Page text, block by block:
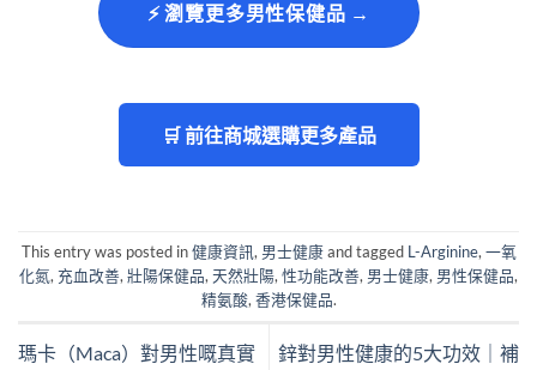
⚡ 瀏覽更多男性保健品 →
🛒 前往商城選購更多產品
This entry was posted in健康資訊, 男士健康and tagged L-Arginine,一氧
化氮,充血改善,壯陽保健品,天然壯陽,性功能改善, 男士健康, 男性保健品,
精氨酸,香港保健品.
瑪卡（Maca）對男性嘅真實
鋅對男性健康的5大功效｜補